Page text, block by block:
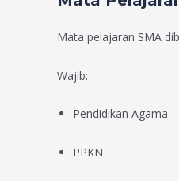
Mata pelajaran SMA
Wajib:
Pendidikan Agama
PPKN